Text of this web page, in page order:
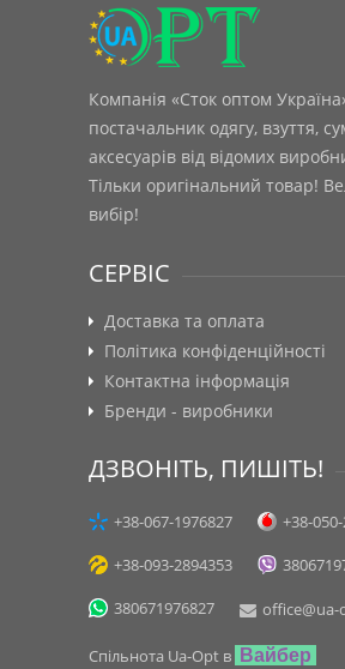
Компанія «Сток оптом
постачальник одягу, взуття,
аксесуарів від відомих
Тільки оригінальний товар!
вибір!
СЕРВІС
Доставка та оплата
Політика конфіденційності
Контактна інформація
Бренди - виробники
ДЗВОНІТЬ, ПИШІТЬ!
+38-067-1976827
+38-
+38-093-2894353
380671976827
office@ua-
Спільнота Ua-Opt в Вайбер